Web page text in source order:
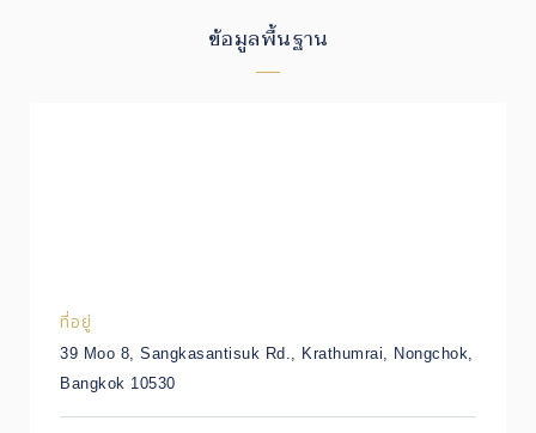
ข้อมูลพื้นฐาน
ที่อยู่
39 Moo 8, Sangkasantisuk Rd., Krathumrai, Nongchok,
Bangkok 10530